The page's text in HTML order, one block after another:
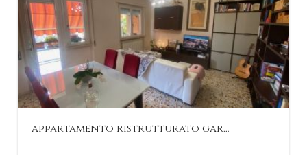
appartamento ristrutturato gar…